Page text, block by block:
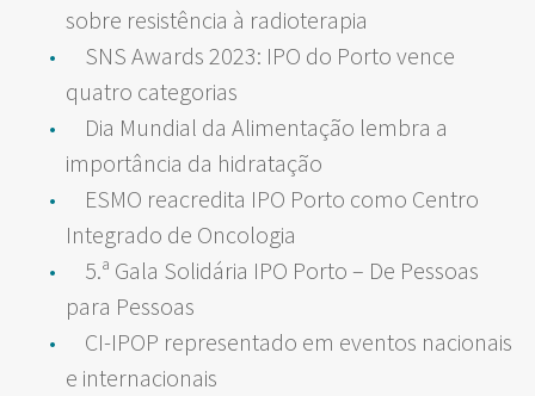
sobre resistência à radioterapia
SNS Awards 2023: IPO do Porto vence
quatro categorias
Dia Mundial da Alimentação lembra a
importância da hidratação
ESMO reacredita IPO Porto como Centro
Integrado de Oncologia
5.ª Gala Solidária IPO Porto – De Pessoas
para Pessoas
CI-IPOP representado em eventos nacionais
e internacionais